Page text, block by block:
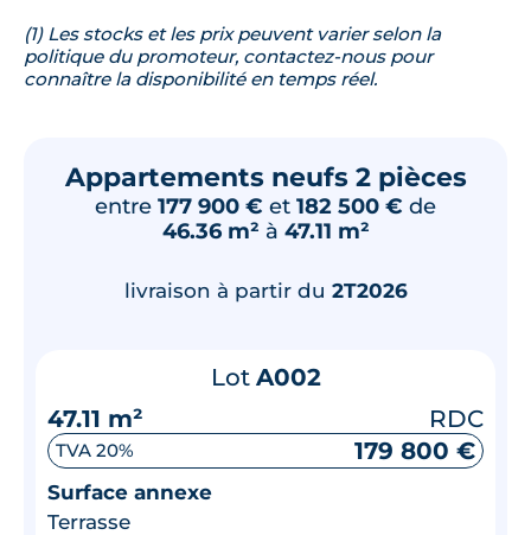
(1) Les stocks et les prix peuvent varier selon la
politique du promoteur, contactez-nous pour
connaître la disponibilité en temps réel.
Appartements neufs 2 pièces
entre 177 900 € et 182 500 € de
46.36 m² à 47.11 m²
livraison à partir du 2T2026
Lot A002
47.11 m²
RDC
TVA 20% 179 800 €
Surface annexe
Terrasse